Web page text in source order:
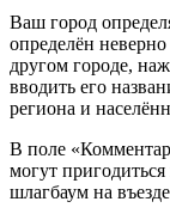
Ваш город
определён
другом городе,
вводить его
региона и
В поле
могут
шлагбаум на